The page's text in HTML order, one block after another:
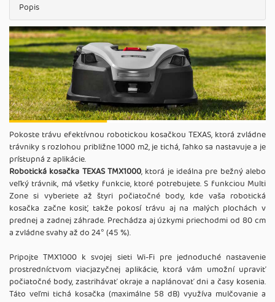
Popis
Pokoste trávu efektívnou robotickou kosačkou TEXAS, ktorá zvládne
trávniky s rozlohou približne 1000 m2, je tichá, ľahko sa nastavuje a je
prístupná z aplikácie.
Robotická kosačka TEXAS TMX1000, ktorá je ideálna pre bežný alebo
veľký trávnik, má všetky funkcie, ktoré potrebujete. S funkciou Multi
Zone si vyberiete až štyri počiatočné body, kde vaša robotická
kosačka začne kosiť, takže pokosí trávu aj na malých plochách v
prednej a zadnej záhrade. Prechádza aj úzkymi priechodmi od 80 cm
a zvládne svahy až do 24° (45 %).
Pripojte TMX1000 k svojej sieti Wi-Fi pre jednoduché nastavenie
prostredníctvom viacjazyčnej aplikácie, ktorá vám umožní upraviť
počiatočné body, zastrihávať okraje a naplánovať dni a časy kosenia.
Táto veľmi tichá kosačka (maximálne 58 dB) využíva mulčovanie a